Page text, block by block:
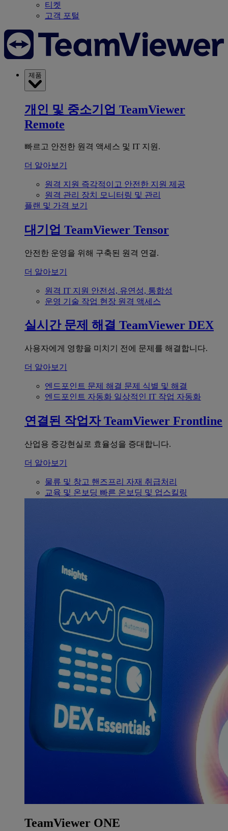
티켓
고객 포털
제품
개인 및 중소기업 TeamViewer
Remote
빠르고 안전한 원격 액세스 및 IT 지원.
더 알아보기
원격 지원 즉각적이고 안전한 지원 제공
원격 관리 장치 모니터링 및 관리
플랜 및 가격 보기
대기업 TeamViewer Tensor
안전한 운영을 위해 구축된 원격 연결.
더 알아보기
원격 IT 지원 안전성, 유연성, 통합성
운영 기술 작업 현장 원격 액세스
실시간 문제 해결 TeamViewer DEX
사용자에게 영향을 미치기 전에 문제를 해결합니다.
더 알아보기
엔드포인트 문제 해결 문제 식별 및 해결
엔드포인트 자동화 일상적인 IT 작업 자동화
연결된 작업자 TeamViewer Frontline
산업용 증강현실로 효율성을 증대합니다.
더 알아보기
물류 및 창고 핸즈프리 자재 취급처리
교육 및 온보딩 빠른 온보딩 및 업스킬링
TeamViewer ONE